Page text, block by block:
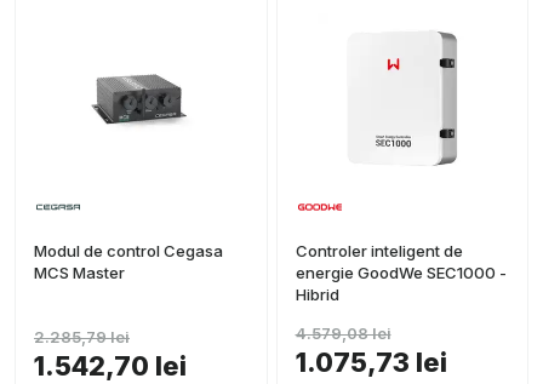
Modul de control Cegasa
MCS Master
1.542,70 lei
2.285,79 lei
Controler inteligent de
energie GoodWe SEC1000 -
Hibrid
1.075,73 lei
4.579,08 lei